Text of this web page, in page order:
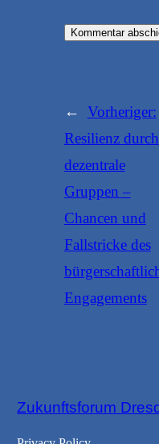
←
Vorheriger:
Resilienz durch
dezentrale
Gruppen –
Chancen und
Fallstricke des
Engagements
Zukunftsforum